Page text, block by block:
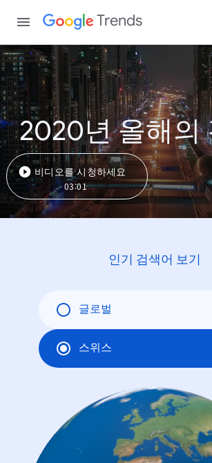
Trends
2020년 올해의
비디오를 시청하세요
03:01
인기 검색어 보기
글로벌
스위스